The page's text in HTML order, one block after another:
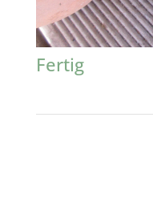
Fertig